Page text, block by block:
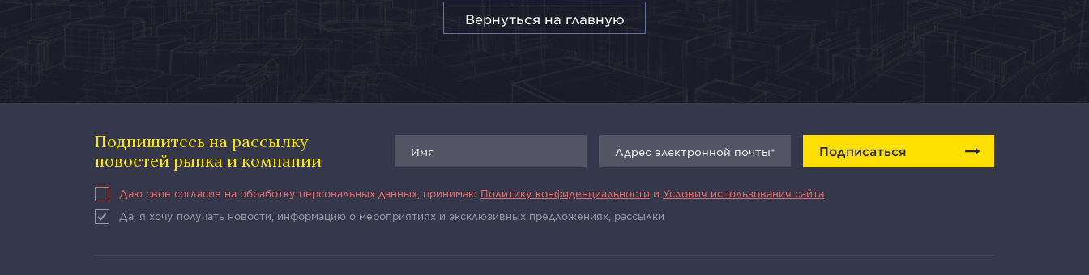
Вернуться на главную
Подпишитесь на рассылку
новостей рынка и компании
Подписаться
Даю свое согласие на обработку персональных данных, принимаю Политику конфиденциальности и Условия использования сайта
Да, я хочу получать новости, информацию о мероприятиях и эксклюзивных предложениях, рассылки